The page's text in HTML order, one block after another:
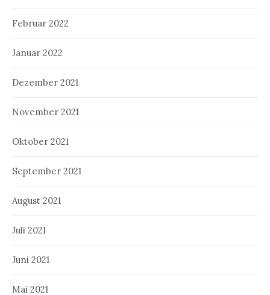
Februar 2022
Januar 2022
Dezember 2021
November 2021
Oktober 2021
September 2021
August 2021
Juli 2021
Juni 2021
Mai 2021